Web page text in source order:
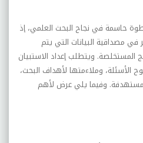
حاسمة في نجاح البحث العلمي، إذ
مصداقية البيانات التي يتم
المستخلصة. ويتطلب إعداد الاستبيان
وملاءمتها لأهداف البحث،
وفيما يلي عرض لأهم